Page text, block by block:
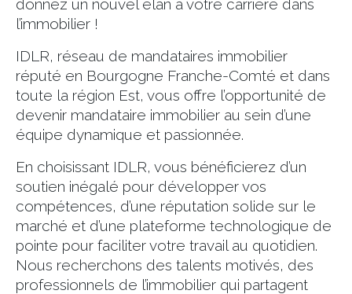
donnez un nouvel élan à votre carrière dans
l’immobilier !
IDLR, réseau de mandataires immobilier
réputé en Bourgogne Franche-Comté et dans
toute la région Est, vous offre l’opportunité de
devenir mandataire immobilier au sein d’une
équipe dynamique et passionnée.
En choisissant IDLR, vous bénéficierez d’un
soutien inégalé pour développer vos
compétences, d’une réputation solide sur le
marché et d’une plateforme technologique de
pointe pour faciliter votre travail au quotidien.
Nous recherchons des talents motivés, des
professionnels de l’immobilier qui partagent